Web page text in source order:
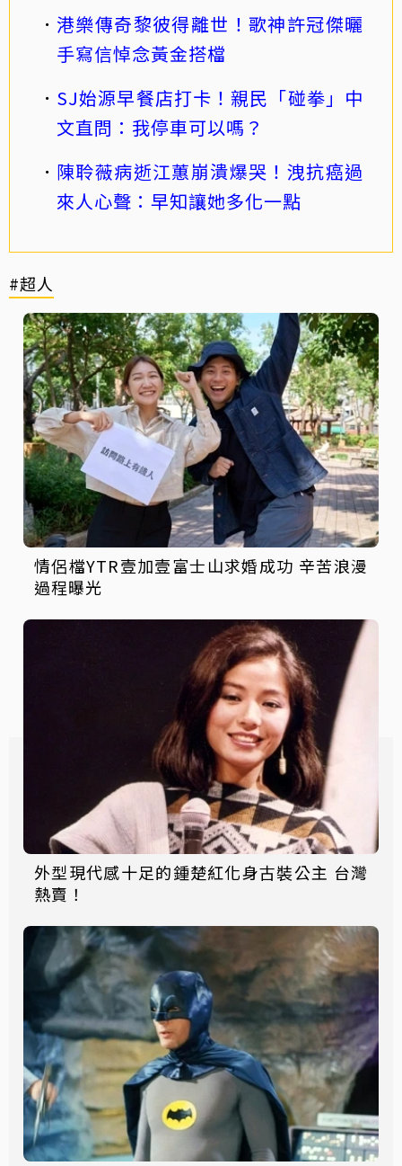
港樂傳奇黎彼得離世！歌神許冠傑曬
手寫信悼念黃金搭檔
SJ始源早餐店打卡！親民「碰拳」中
文直問：我停車可以嗎？
陳聆薇病逝江蕙崩潰爆哭！洩抗癌過
來人心聲：早知讓她多化一點
#超人
情侶檔YTR壹加壹富士山求婚成功 辛苦浪漫
過程曝光
外型現代感十足的鍾楚紅化身古裝公主 台灣
熱賣！